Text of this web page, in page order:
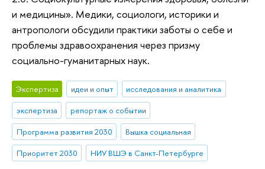
и медицины». Медики, социологи, историки и
антропологи обсудили практики заботы о себе и
проблемы здравоохранения через призму
социально-гуманитарных наук.
Экспертиза идеи и опыт
исследования и аналитика
экспертиза
репортаж о событии
Программа развития 2030
Вышка социальная
Приоритет 2030
НИУ ВШЭ в Санкт-Петербурге